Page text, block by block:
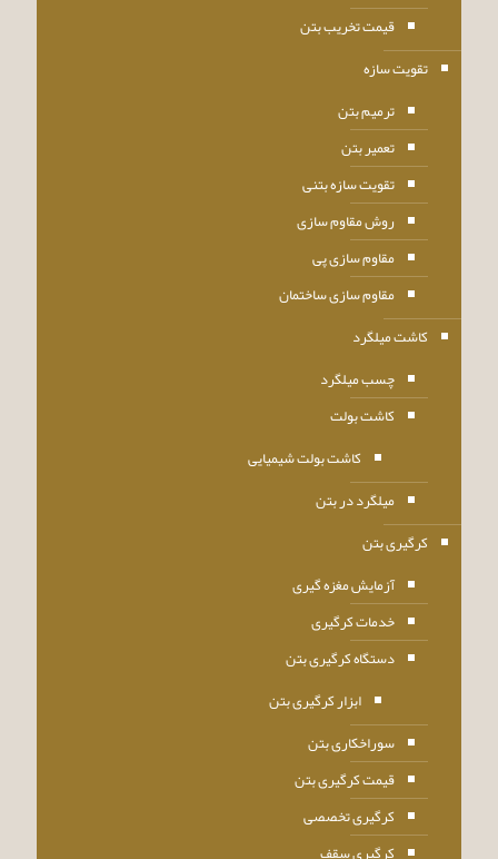
قیمت تخریب بتن
تقویت سازه
ترمیم بتن
تعمیر بتن
تقویت سازه بتنی
روش مقاوم سازی
مقاوم سازی پی
مقاوم سازی ساختمان
کاشت میلگرد
چسب میلگرد
کاشت بولت
کاشت بولت شیمیایی
میلگرد در بتن
کرگیری بتن
آزمایش مغزه گیری
خدمات کرگیری
دستگاه کرگیری بتن
ابزار کرگیری بتن
سوراخکاری بتن
قیمت کرگیری بتن
کرگیری تخصصی
کرگیری سقف